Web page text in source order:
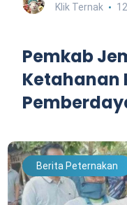
Klik Ternak
Pemkab
Ketahanan
Berita Peternakan